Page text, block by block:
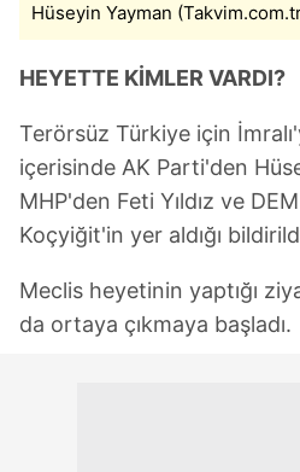
Hüseyin Yayman
HEYETTE KİMLER VARDI?
Terörsüz Türkiye için
içerisinde AK Parti'den
MHP'den Feti Yıldız ve
Koçyiğit'in yer aldığı
Meclis heyetinin yaptığı
da ortaya çıkmaya başladı.